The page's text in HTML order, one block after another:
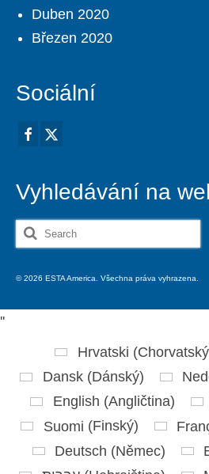
Duben 2020
Březen 2020
Sociální
Vyhledávání na
Search
for:
© 2026 ESTA America. Všechna práva vyhrazena.
''
Hrvatski (Chorvatský
Dansk(Dánský)
English (Angličtina)
Suomi (Finský)
Deutsch (Němec)